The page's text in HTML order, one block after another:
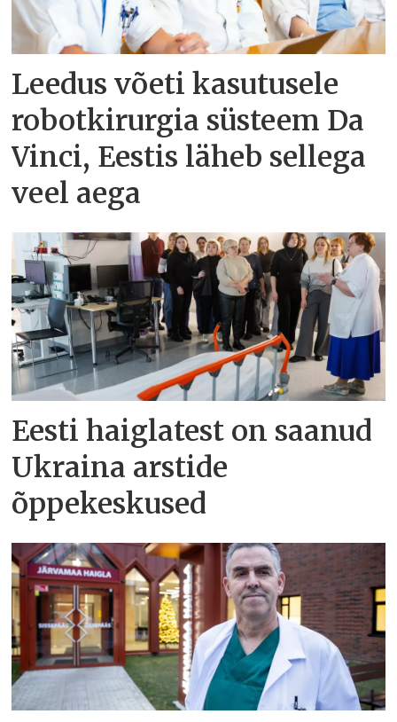
Leedus võeti kasutusele
robotkirurgia süsteem Da
Vinci, Eestis läheb sellega
veel aega
Eesti haiglatest on saanud
Ukraina arstide
õppekeskused